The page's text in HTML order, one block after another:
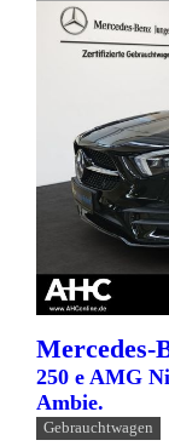
Mercedes-
250 e AMG
Ambie.
Gebrauchtwagen